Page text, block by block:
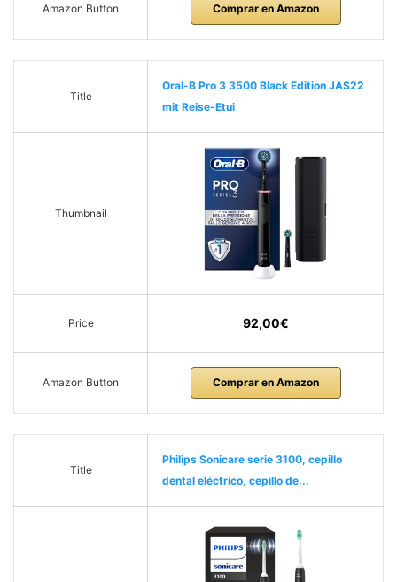
Amazon Button Comprar en Amazon
Title
Oral-B Pro 3 3500 Black Edition JAS22
mit Reise-Etui
Thumbnail
Price 92,00€
Amazon Button Comprar en Amazon
Title
Philips Sonicare serie 3100, cepillo
dental eléctrico, cepillo de...